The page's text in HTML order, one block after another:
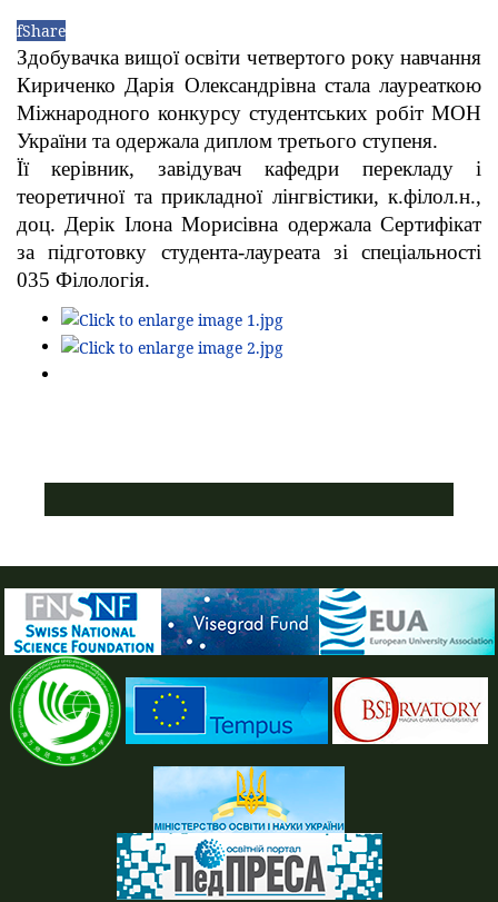
fShare
Здобувачка вищої освіти четвертого року навчання
Кириченко Дарія Олександрівна стала лауреаткою
Міжнародного конкурсу студентських робіт МОН
України та одержала диплом третього ступеня.
Її керівник, завідувач кафедри перекладу і
теоретичної та прикладної лінгвістики, к.філол.н.,
доц. Дерік Ілона Морисівна одержала Сертифікат
за підготовку студента-лауреата зі спеціальності
035 Філологія.